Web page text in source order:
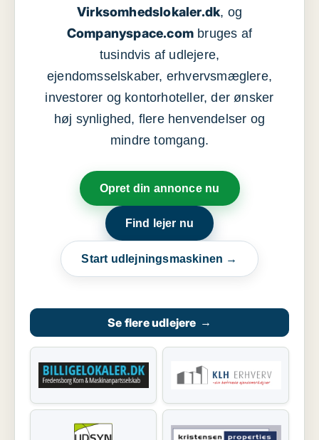
Virksomhedslokaler.dk, og
Companyspace.com bruges af
tusindvis af udlejere,
ejendomsselskaber, erhvervsmæglere,
investorer og kontorhoteller, der ønsker
høj synlighed, flere henvendelser og
mindre tomgang.
Opret din annonce nu
Find lejer nu
Start udlejningsmaskinen →
Se flere udlejere →